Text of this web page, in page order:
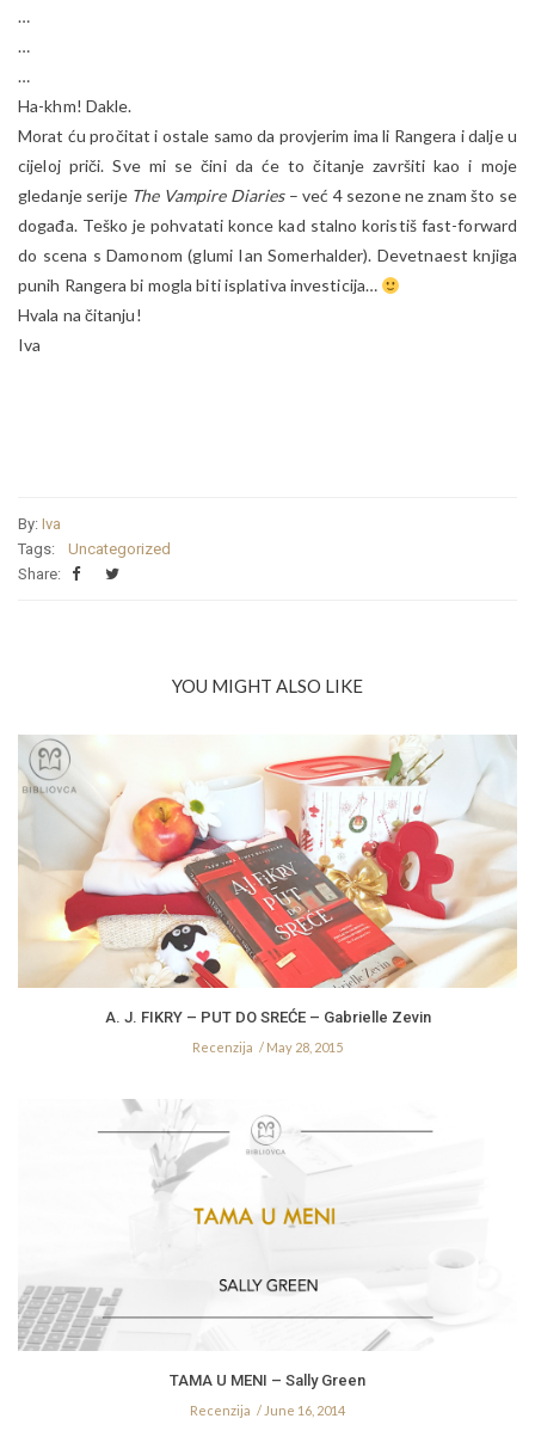
…
…
…
Ha-khm! Dakle.
Morat ću pročitat i ostale samo da provjerim ima li Rangera i dalje u
cijeloj priči. Sve mi se čini da će to čitanje završiti kao i moje
gledanje serije The Vampire Diaries– već 4 sezone ne znam što se
događa. Teško je pohvatati konce kad stalno koristiš fast-forward
do scena s Damonom (glumi Ian Somerhalder). Devetnaest knjiga
punih Rangera bi mogla biti isplativa investicija…
Hvala na čitanju!
Iva
By: Iva
Tags:
Uncategorized
Share:
YOU MIGHT ALSO LIKE
A. J. FIKRY – PUT DO SREĆE – Gabrielle Zevin
Recenzija May 28, 2015
TAMA U MENI – Sally Green
Recenzija June 16, 2014